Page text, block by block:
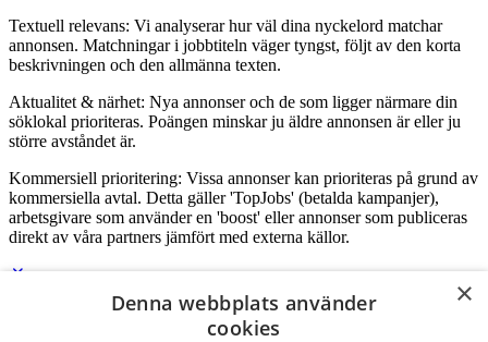
Textuell relevans: Vi analyserar hur väl dina nyckelord matchar
annonsen. Matchningar i jobbtiteln väger tyngst, följt av den korta
beskrivningen och den allmänna texten.
Aktualitet & närhet: Nya annonser och de som ligger närmare din
söklokal prioriteras. Poängen minskar ju äldre annonsen är eller ju
större avståndet är.
Kommersiell prioritering: Vissa annonser kan prioriteras på grund av
kommersiella avtal. Detta gäller 'TopJobs' (betalda kampanjer),
arbetsgivare som använder en 'boost' eller annonser som publiceras
direkt av våra partners jämfört med externa källor.
×
Denna webbplats använder
cookies